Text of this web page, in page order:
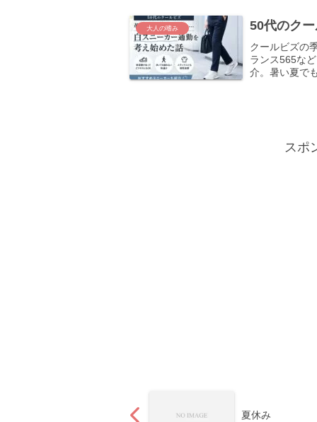
大人の嗜み 50代のク
クールビズの
ランス565な
介。暑い夏で
スポ
夏休み